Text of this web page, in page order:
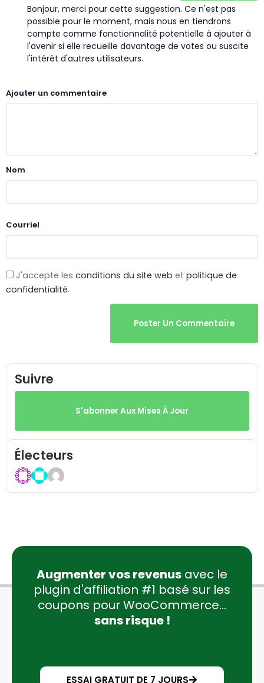
Bonjour, merci pour cette suggestion. Ce n'est pas
possible pour le moment, mais nous en tiendrons
compte comme fonctionnalité potentielle à ajouter à
l'avenir si elle recueille davantage de votes ou suscite
l'intérêt d'autres utilisateurs.
Ajouter un commentaire
Nom
Courriel
J'accepte les conditions du site web et politique de
confidentialité.
Poster Un Commentaire
Suivre
S'abonner Aux Mises À Jour
Électeurs
Augmenter vos revenus avec le
plugin d'affiliation #1 basé sur les
coupons pour WooCommerce...
sans risque !
ESSAI GRATUIT DE 7 JOURS